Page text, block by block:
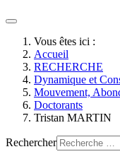
Vous êtes ici :
Accueil
RECHERCHE
Dynamique et
Mouvement,
Doctorants
Tristan MARTIN
Rechercher